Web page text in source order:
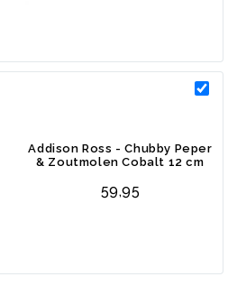
en moderne uitstraling.
maalmechanisme.
: Gemaakt van massief rubberhout,
en afgewerkt met 8 lagen
gepolijst tussen elke laag voor een
: Het mechanisme wordt
klok mee te draaien. Geschikt voor
Addison Ross - Chubby Peper
& Zoutmolen Cobalt 12 cm
59,95